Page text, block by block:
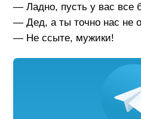
— Ладно, пусть у вас все
— Дед, а ты точно нас не
— Не ссыте, мужики!